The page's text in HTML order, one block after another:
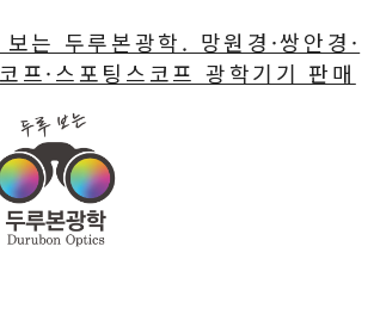
는 두루본광학. 망원경·쌍안경·
프·스포팅스코프 광학기기 판매